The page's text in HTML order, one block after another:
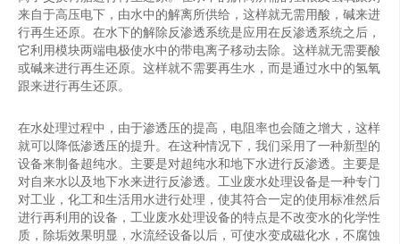
来自于高压电下，由水中的解离所供给，这样就无需用酸，碱来进
行再生还原。在水下的解除反渗透系统是应用在反渗透系统之后，
它利用模块两端电极使水中的带电离子移动去除。这样就无需要酸
或碱来进行再生还原。这样就不需要再生水，而是通过水中的氢氧
跟来进行再生还原。
在水处理过程中，由于渗透压的提高，电阻率也会随之增大，这样
就可以降低渗透压的提升。在这种情况下，我们采用了一种新型的
设备来制备超纯水。主要是对超纯水和地下水进行反渗透。主要是
对自来水以及地下水来进行反渗透。工业废水处理设备是一种专门
对工业，化工和生活用水进行处理，使其符合一定的使用标准然后
进行再利用的设备，工业废水处理设备的特点是不改变水的化学性
质，除垢效果明显，水流经设备以后，可使水变成磁化水，不腐蚀